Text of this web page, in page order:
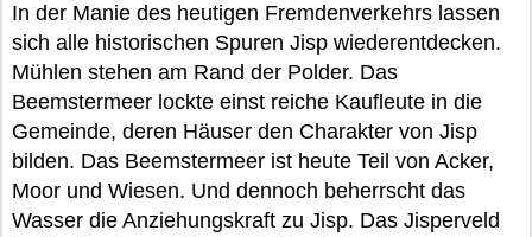
In der Manie des heutigen Fremdenverkehrs lassen
sich alle historischen Spuren Jisp wiederentdecken.
Mühlen stehen am Rand der Polder. Das
Beemstermeer lockte einst reiche Kaufleute in die
Gemeinde, deren Häuser den Charakter von Jisp
bilden. Das Beemstermeer ist heute Teil von Acker,
Moor und Wiesen. Und dennoch beherrscht das
Wasser die Anziehungskraft zu Jisp. Das Jisperveld